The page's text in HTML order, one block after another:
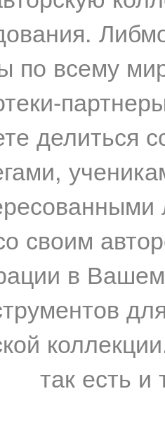
по всему
делиться
своим
в
так есть и